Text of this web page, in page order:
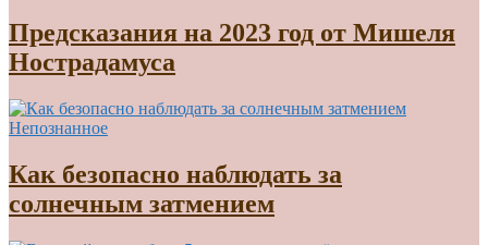
Предсказания на 2023 год от Мишеля
Нострадамуса
Непознанное
Как безопасно наблюдать за
солнечным затмением